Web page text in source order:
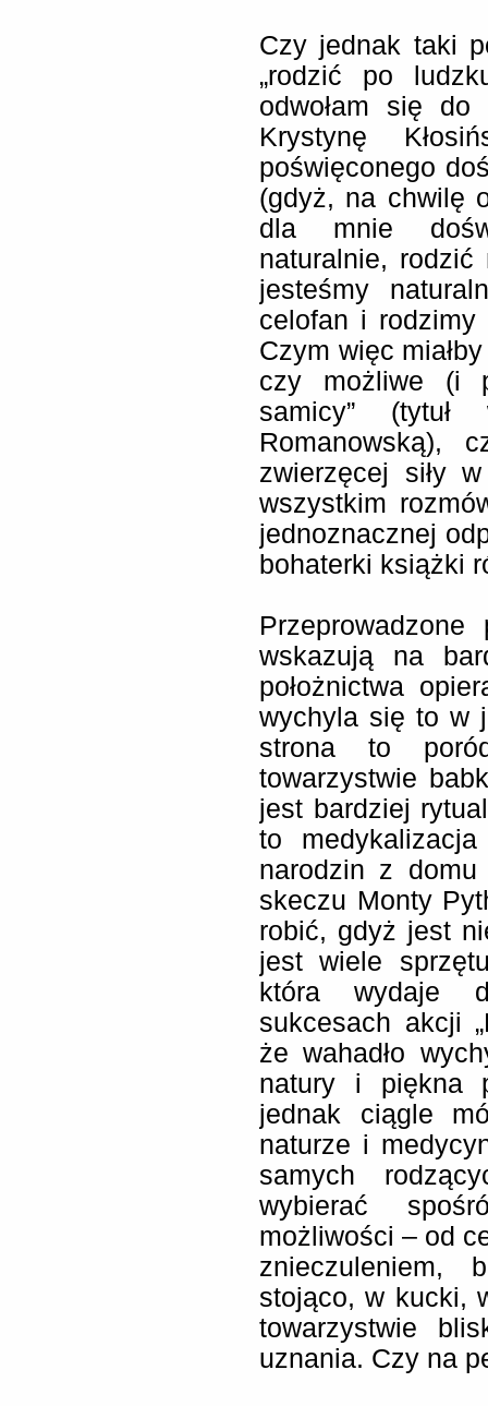
Czy jednak taki
„rodzić po
odwołam się do
Krystynę
poświęconego
(gdyż, na chwilę
dla mnie
naturalnie,
jesteśmy
celofan i rodzimy
Czym więc
czy możliwe (i
samicy”
Romanowską),
zwierzęcej siły
wszystkim
jednoznacznej
bohaterki książki
wskazują na
położnictwa
wychyla się to w
strona to
towarzystwie
jest bardziej
to
narodzin z
skeczu Monty
robić, gdyż jest
jest wiele
która wydaje
sukcesach akcji
że wahadło
natury i piękna
jednak ciągle
naturze i
samych
wybierać
możliwości – od
znieczuleniem,
stojąco, w kucki,
towarzystwie
uznania. Czy na